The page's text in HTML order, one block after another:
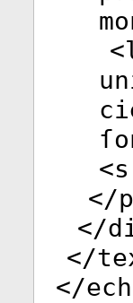
<
<s
</p
</
</
</